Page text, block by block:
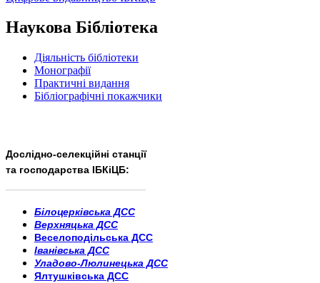
Наукова Бібліотека
Діяльність бібліотеки
Монографії
Практичні видання
Бібліографічні покажчики
Дослідно-селекційні станції
та господарства ІБКіЦБ:
Білоцерківська ДСС
Верхняцька ДСС
Веселоподільська ДСС
Іванівська ДСС
Уладово-Люлинецька ДСС
Ялтушківська ДСС